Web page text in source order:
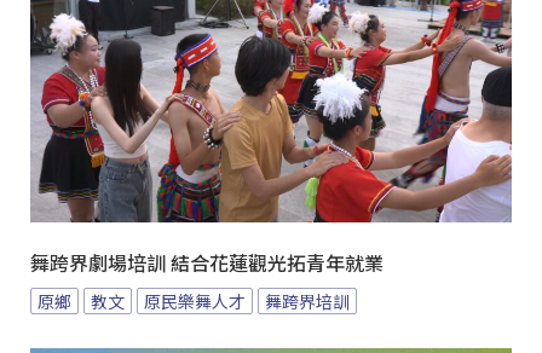
舞跨界劇場培訓 結合花蓮觀光拓青年就業
原鄉 教文 原民樂舞人才 舞跨界培訓